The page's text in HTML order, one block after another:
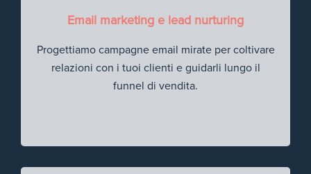
Email marketing e lead nurturing
Progettiamo campagne email mirate per coltivare
relazioni con i tuoi clienti e guidarli lungo il
funnel di vendita.